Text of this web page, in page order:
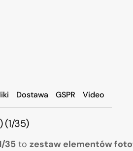
Dostawa GSPR Video
(1/35)
35 to zestaw elementów